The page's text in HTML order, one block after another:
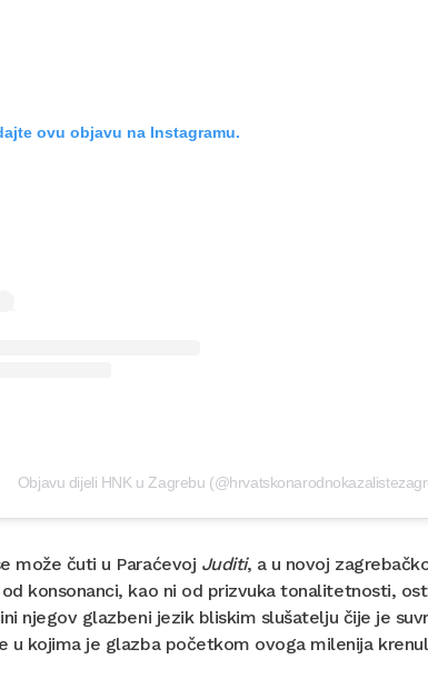
ovu objavu na Instagramu.
Objavu dijeli HNK u Zagrebu
može čuti u Paraćevoj Juditi, a u novoj
konsonanci, kao ni od prizvuka tonalitetnosti,
njegov glazbeni jezik bliskim slušatelju čije je
u kojima je glazba početkom ovoga milenija